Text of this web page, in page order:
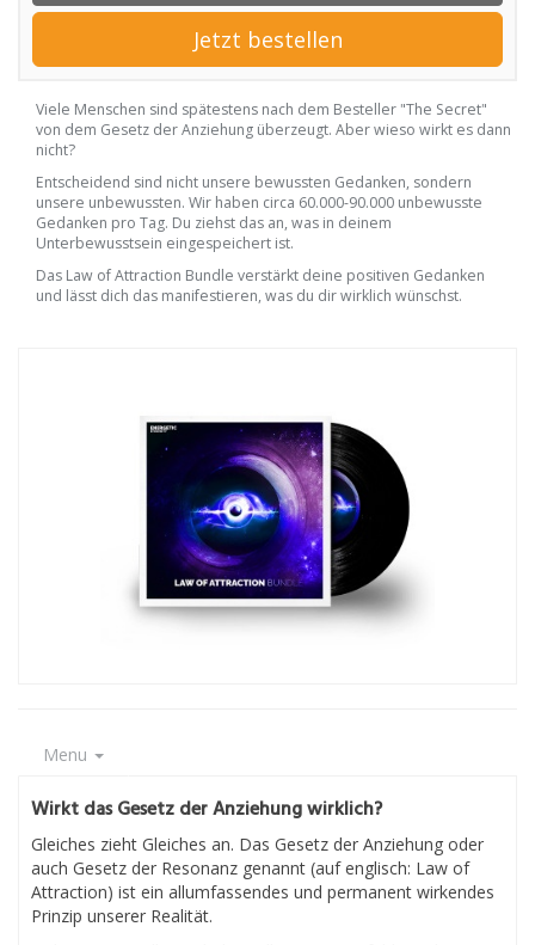
Jetzt bestellen
Viele Menschen sind spätestens nach dem Besteller "The Secret"
von dem Gesetz der Anziehung überzeugt. Aber wieso wirkt es dann
nicht?
Entscheidend sind nicht unsere bewussten Gedanken, sondern
unsere unbewussten. Wir haben circa 60.000-90.000 unbewusste
Gedanken pro Tag. Du ziehst das an, was in deinem
Unterbewusstsein eingespeichert ist.
Das Law of Attraction Bundle verstärkt deine positiven Gedanken
und lässt dich das manifestieren, was du dir wirklich wünschst.
Menu
Wirkt das Gesetz der Anziehung wirklich?
Gleiches zieht Gleiches an. Das Gesetz der Anziehung oder
auch Gesetz der Resonanz genannt (auf englisch: Law of
Attraction) ist ein allumfassendes und permanent wirkendes
Prinzip unserer Realität.